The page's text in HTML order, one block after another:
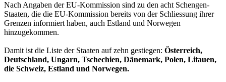
Nach Angaben der EU-Kommission sind zu den acht Schengen-
Staaten, die die EU-Kommission bereits von der Schliessung ihrer
Grenzen informiert haben, auch Estland und Norwegen
hinzugekommen.
Damit ist die Liste der Staaten auf zehn gestiegen: Österreich,
Deutschland, Ungarn, Tschechien, Dänemark, Polen, Litauen,
die Schweiz, Estland und Norwegen.